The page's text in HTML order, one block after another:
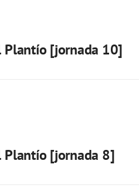
Plantío [jornada 10]
Plantío [jornada 8]